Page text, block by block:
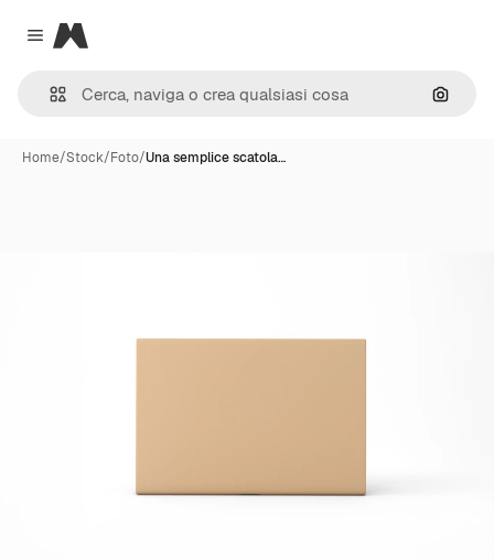
Close menu
Magnific
Cerca
Home/Stock/Foto/Una semplice scatola…